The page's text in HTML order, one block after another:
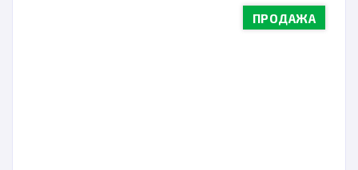
ПРОДАЖА